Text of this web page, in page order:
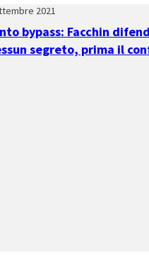
2021
bypass: Facchin
segreto, prima il